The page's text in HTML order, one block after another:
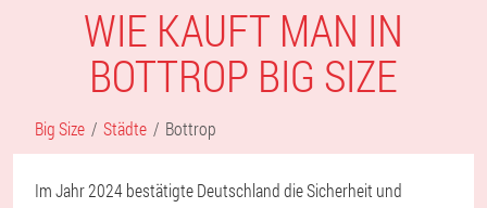
WIE KAUFT MAN IN
BOTTROP BIG SIZE
Big Size Städte Bottrop
Im Jahr 2024 bestätigte Deutschland die Sicherheit und